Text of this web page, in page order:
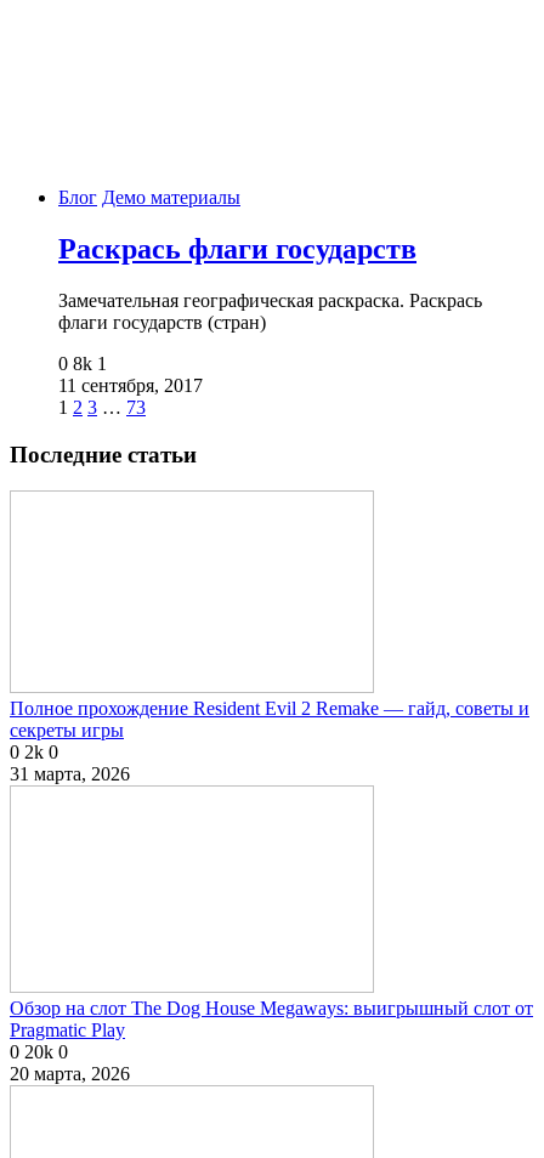
Блог Демо материалы
Раскрась флаги государств
Замечательная географическая раскраска. Раскрась
флаги государств (стран)
0 8k 1
11 сентября, 2017
1 2 3 … 73
Последние статьи
Полное прохождение Resident Evil 2 Remake — гайд, советы и
секреты игры
0 2k 0
31 марта, 2026
Обзор на слот The Dog House Megaways: выигрышный слот от
Pragmatic Play
0 20k 0
20 марта, 2026